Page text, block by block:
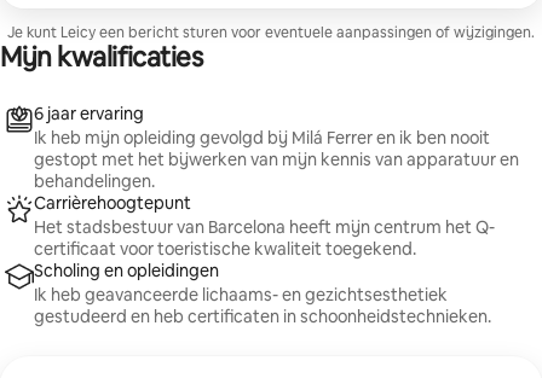
Je kunt Leicy een bericht sturen voor eventuele aanpassingen of wijzigingen.
Mijn kwalificaties
6 jaar ervaring
Ik heb mijn opleiding gevolgd bij Milá Ferrer en ik ben nooit
gestopt met het bijwerken van mijn kennis van apparatuur en
behandelingen.
Carrièrehoogtepunt
Het stadsbestuur van Barcelona heeft mijn centrum het Q-
certificaat voor toeristische kwaliteit toegekend.
Scholing en opleidingen
Ik heb geavanceerde lichaams- en gezichtsesthetiek
gestudeerd en heb certificaten in schoonheidstechnieken.